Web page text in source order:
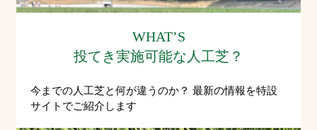
WHAT’S
投てき実施可能な人工芝？
今までの人工芝と何が違うのか？ 最新の情報を特設
サイトでご紹介します